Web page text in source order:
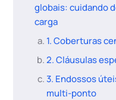
globais: cuidando
carga
1. Coberturas
2. Cláusulas
3. Endossos
multi-ponto